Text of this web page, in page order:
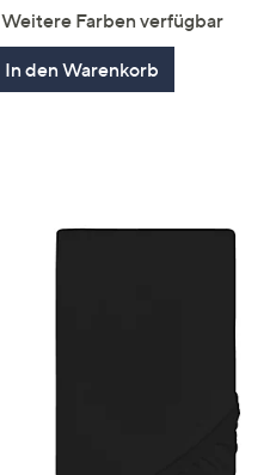
5
Weitere Farben verfügbar
In den Warenkorb